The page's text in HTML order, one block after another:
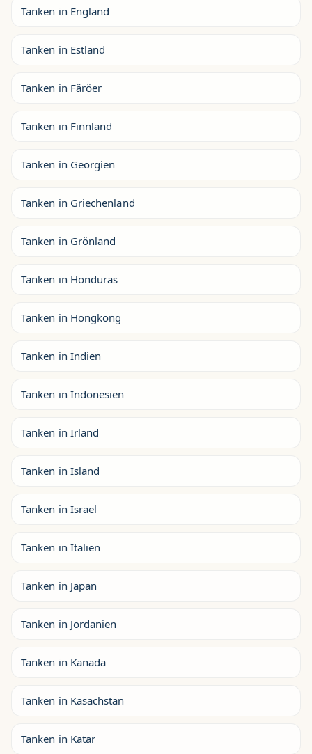
Tanken in England
Tanken in Estland
Tanken in Färöer
Tanken in Finnland
Tanken in Georgien
Tanken in Griechenland
Tanken in Grönland
Tanken in Honduras
Tanken in Hongkong
Tanken in Indien
Tanken in Indonesien
Tanken in Irland
Tanken in Island
Tanken in Israel
Tanken in Italien
Tanken in Japan
Tanken in Jordanien
Tanken in Kanada
Tanken in Kasachstan
Tanken in Katar